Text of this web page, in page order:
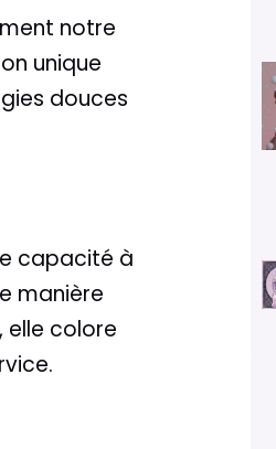
notre
unique
douces
capacité à
manière
, elle colore